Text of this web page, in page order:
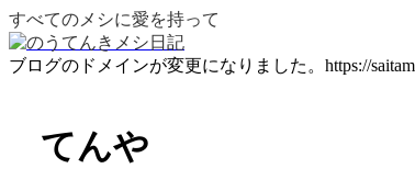
すべてのメシに愛を持って
ブログのドメインが変更になりました。https://
てんや